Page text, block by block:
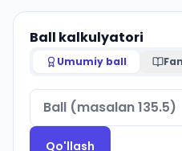
Ball kalkulyatori
Umumiy ball
Qo'llash